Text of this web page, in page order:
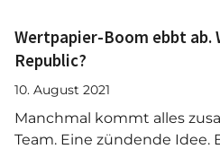
Wertpapier-Boom ebbt ab.
Republic?
10. August 2021
Manchmal kommt alles
Team. Eine zündende Idee.